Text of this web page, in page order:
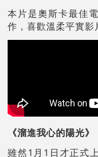
本片是奧斯卡最佳
作，喜歡溫柔平實影
《溜進我心的陽光》
雖然1月1日才正式